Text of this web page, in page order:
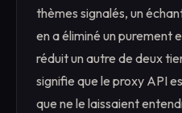
thèmes signalés, un
en a éliminé un purement
réduit un autre de deux
signifie que le proxy API
que ne le laissaient